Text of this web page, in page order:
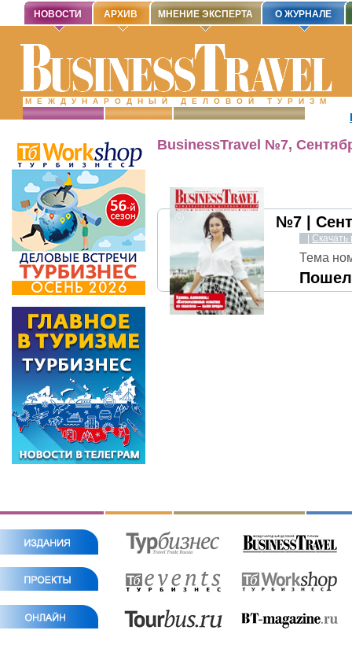
МЕЖДУНАРОДНЫЙ ДЕЛОВОЙ ТУРИЗМ
НОВОСТИ АРХИВ МНЕНИЕ ЭКСПЕРТА О ЖУРНАЛЕ
BusinessTravel №7,
№7 |
Скачать
Тема
Пошел